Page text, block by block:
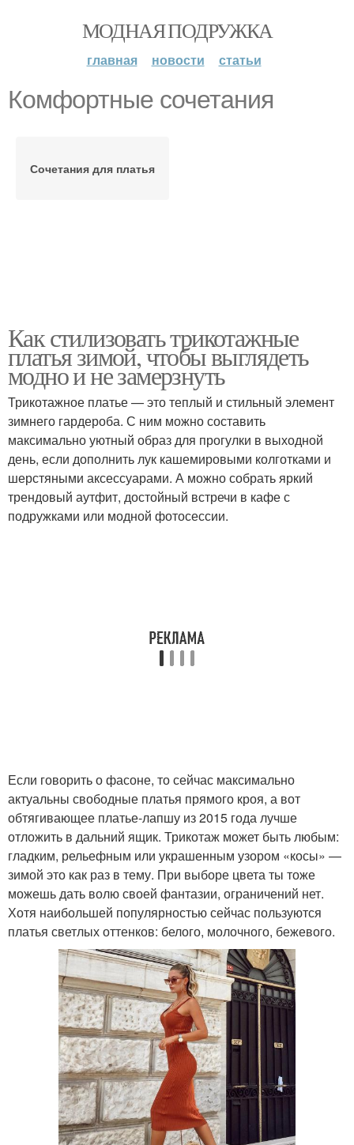
МОДНАЯ ПОДРУЖКА
главная новости статьи
Комфортные сочетания
Сочетания для платья
Как стилизовать трикотажные
платья зимой, чтобы выглядеть
модно и не замерзнуть
Трикотажное платье — это теплый и стильный элемент
зимнего гардероба. С ним можно составить
максимально уютный образ для прогулки в выходной
день, если дополнить лук кашемировыми колготками и
шерстяными аксессуарами. А можно собрать яркий
трендовый аутфит, достойный встречи в кафе с
подружками или модной фотосессии.
Если говорить о фасоне, то сейчас максимально
актуальны свободные платья прямого кроя, а вот
обтягивающее платье-лапшу из 2015 года лучше
отложить в дальний ящик. Трикотаж может быть любым:
гладким, рельефным или украшенным узором «косы» —
зимой это как раз в тему. При выборе цвета ты тоже
можешь дать волю своей фантазии, ограничений нет.
Хотя наибольшей популярностью сейчас пользуются
платья светлых оттенков: белого, молочного, бежевого.